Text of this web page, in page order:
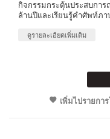
กิจกรรมกระตุ้นประสบการ
ล้านปีและเรียนรู้คำศัพท์ภา
ดูรายละเอียดเพิ่มเติม
เพิ่มไปรายกา